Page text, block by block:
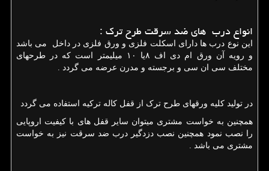
انواع درب های ضد سرقت طرح ترک :
این نوع درب ها دارای اسکلت فلزی و ورق فلزی در داخل می باشد
و رویه آن ورق ام دی اف ۸یا ۱۰ میلیمتر است که در طرحهای
مختلف سی ان سی و برجسته و مدرن عرضه می گردد .
در تولید کلیه ورقهای طرح ترک از قفل کاله ترکیه استفاده می گردد
همچنین به خواست مشتری میتوان سایر قفل های با کیفیت اروپایی
را نصب نمود همچنین نصب دزدگیر درب ضد سرقت نیز به خواست
مشتری می باشد .